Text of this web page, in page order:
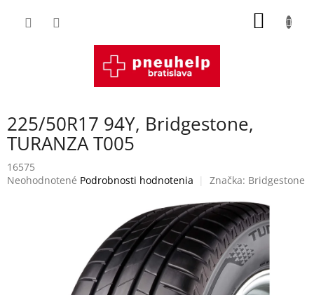
225/50R17 94Y, Bridgestone,
TURANZA T005
16575
Priemerné
Neohodnotené Podrobnosti hodnotenia Značka: Bridgestone